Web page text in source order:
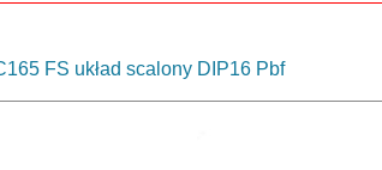
FS układ scalony DIP16 Pbf